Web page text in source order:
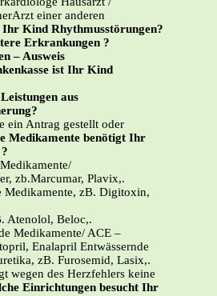
einer anderen
Kind Rhythmusstörungen?
Erkrankungen ?
– Ausweis
ist Ihr Kind
aus
ein Antrag gestellt oder
Medikamente benötigt Ihr
zb.Marcumar, Plavix,.
Medikamente, zB. Digitoxin,
Atenolol, Beloc,.
Medikamente/ ACE –
Enalapril Entwässernde
zB. Furosemid, Lasix,.
wegen des Herzfehlers keine
Einrichtungen besucht Ihr